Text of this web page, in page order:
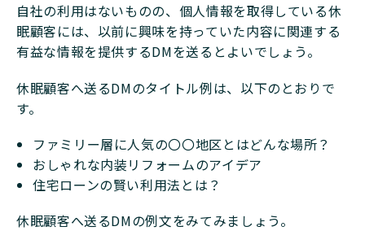
自社の利用はないものの、個人情報を取得している休
眠顧客には、以前に興味を持っていた内容に関連する
有益な情報を提供するDMを送るとよいでしょう。
休眠顧客へ送るDMのタイトル例は、以下のとおりで
す。
ファミリー層に人気の〇〇地区とはどんな場所？
おしゃれな内装リフォームのアイデア
住宅ローンの賢い利用法とは？
休眠顧客へ送るDMの例文をみてみましょう。